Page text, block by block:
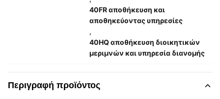
40FR αποθήκευση και
αποθηκεύοντας υπηρεσίες
,
40HQ αποθήκευση διοικητικών
μεριμνών και υπηρεσία διανομής
Περιγραφή προϊόντος